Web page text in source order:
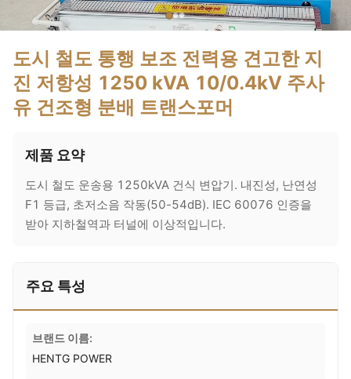
도시 철도 통행 보조 전력용 견고한 지
진 저항성 1250 kVA 10/0.4kV 주사
유 건조형 분배 트랜스포머
제품 요약
도시 철도 운송용 1250kVA 건식 변압기. 내진성, 난연성
F1 등급, 초저소음 작동(50-54dB). IEC 60076 인증을
받아 지하철역과 터널에 이상적입니다.
주요 특성
브랜드 이름:
HENTG POWER